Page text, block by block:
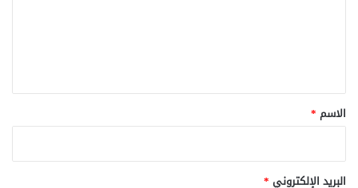
*
الاسم *
البريد الإلكتروني *